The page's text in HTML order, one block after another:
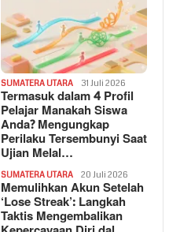
SUMATERA UTARA 31 Juli 2026
Termasuk dalam 4 Profil
Pelajar Manakah Siswa
Anda? Mengungkap
Perilaku Tersembunyi Saat
Ujian Melal…
SUMATERA UTARA 20 Juli 2026
Memulihkan Akun Setelah
‘Lose Streak’: Langkah
Taktis Mengembalikan